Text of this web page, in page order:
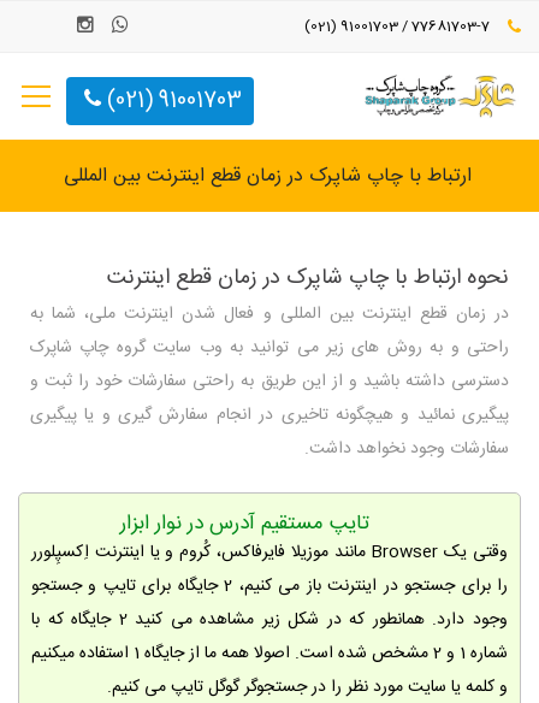
91001703 (021)
ارتباط با چاپ شاپرک در زمان قطع اینترنت بین المللی
نحوه ارتباط با چاپ شاپرک در زمان قطع اینترنت
در زمان قطع اینترنت بین المللی و فعال شدن اینترنت ملی، شما به
راحتی و به روش های زیر می توانید به وب سایت گروه چاپ شاپرک
دسترسی داشته باشید و از این طریق به راحتی سفارشات خود را ثبت و
پیگیری نمائید و هیچگونه تاخیری در انجام سفارش گیری و یا پیگیری
سفارشات وجود نخواهد داشت.
تایپ مستقیم آدرس در نوار ابزار
وقتی یک Browser مانند موزیلا فایرفاکس، کُروم و یا اینترنت اِکسپِلورر
را برای جستجو در اینترنت باز می کنیم، 2 جایگاه برای تایپ و جستجو
وجود دارد. همانطور که در شکل زیر مشاهده می کنید 2 جایگاه که با
شماره 1 و 2 مشخص شده است. اصولا همه ما از جایگاه 1 استفاده میکنیم
و کلمه یا سایت مورد نظر را در جستجوگر گوگل تایپ می کنیم.